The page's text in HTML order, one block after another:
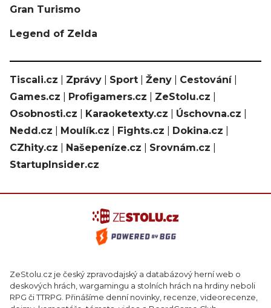
Gran Turismo
Legend of Zelda
Tiscali.cz Zprávy Sport Ženy Cestování|
Games.cz
Profigamers.cz ZeStolu.cz
Osobnosti.cz
Karaoketexty.cz Úschovna.cz
Nedd.cz
Moulík.cz Fights.cz Dokina.cz
CZhity.cz
Našepeníze.cz Srovnám.cz
StartupInsider.cz
ZeStolu.cz je český zpravodajský a databázový herní web o
deskových hrách, wargamingu a stolních hrách na hrdiny neboli
RPG či TTRPG. Přinášíme denní novinky, recenze, videorecenze,